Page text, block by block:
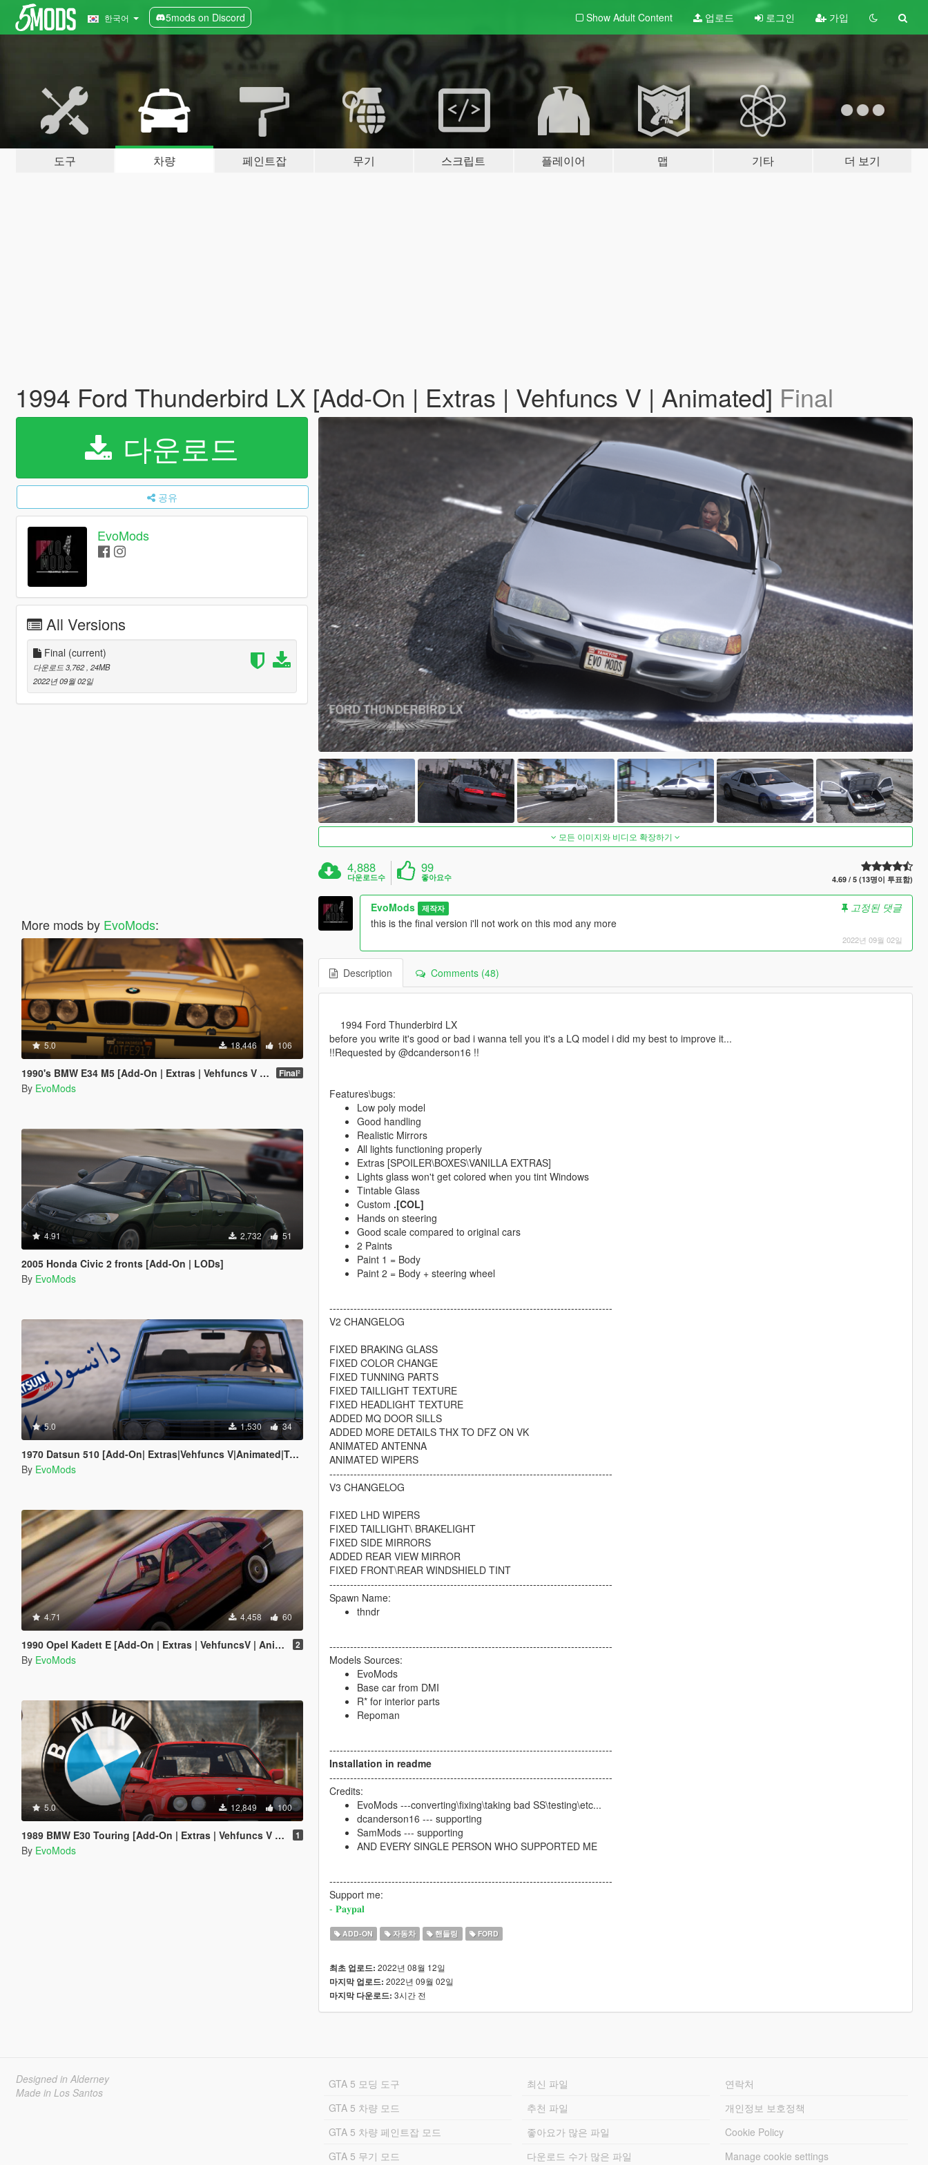
한국어 5mods on Discord Show Adult Content 업로드 로그인 가입
도구 차량 페인트잡 무기 스크립트 플레이어 맵 기타 더 보기
1994 Ford Thunderbird LX [Add-On | Extras | Vehfuncs V | Animated] Final
다운로드
공유
EvoMods
All Versions
Final (current)
다운로드 3,762 , 24MB
2022년 09월 02일
More mods by EvoMods:
5.0 18,446 106
1990's BMW E34 M5 [Add-On | Extras | Vehfuncs V | Animated] Final²
By EvoMods
4.91 2,732 51
2005 Honda Civic 2 fronts [Add-On | LODs]
By EvoMods
5.0 1,530 34
1970 Datsun 510 [Add-On| Extras|Vehfuncs V|Animated|Template]
By EvoMods
4.71 4,458 60
1990 Opel Kadett E [Add-On | Extras | VehfuncsV | Animated] 2
By EvoMods
5.0 12,849 100
1989 BMW E30 Touring [Add-On | Extras | Vehfuncs V | Animated] 1
By EvoMods
모든 이미지와 비디오 확장하기
4,888
다운로드수
99
좋아요수 4.69 / 5 (13명이 투표함)
EvoMods 제작자
고정된 댓글
this is the final version i'll not work on this mod any more
2022년 09월 02일
Description Comments (48)
1994 Ford Thunderbird LX
before you write it's good or bad i wanna tell you it's a LQ model i did my best to improve it...
!!Requested by @dcanderson16 !!
Features\bugs:
Low poly model
Good handling
Realistic Mirrors
All lights functioning properly
Extras [SPOILER\BOXES\VANILLA EXTRAS]
Lights glass won't get colored when you tint Windows
Tintable Glass
Custom .[COL]
Hands on steering
Good scale compared to original cars
2 Paints
Paint 1 = Body
Paint 2 = Body + steering wheel
----------------------------------------------------------------------------------
V2 CHANGELOG
FIXED BRAKING GLASS
FIXED COLOR CHANGE
FIXED TUNNING PARTS
FIXED TAILLIGHT TEXTURE
FIXED HEADLIGHT TEXTURE
ADDED MQ DOOR SILLS
ADDED MORE DETAILS THX TO DFZ ON VK
ANIMATED ANTENNA
ANIMATED WIPERS
----------------------------------------------------------------------------------
V3 CHANGELOG
FIXED LHD WIPERS
FIXED TAILLIGHT\ BRAKELIGHT
FIXED SIDE MIRRORS
ADDED REAR VIEW MIRROR
FIXED FRONT\REAR WINDSHIELD TINT
----------------------------------------------------------------------------------
Spawn Name:
thndr
----------------------------------------------------------------------------------
Models Sources:
EvoMods
Base car from DMI
R* for interior parts
Repoman
----------------------------------------------------------------------------------
Installation in readme
----------------------------------------------------------------------------------
Credits:
EvoMods ---converting\fixing\taking bad SS\testing\etc...
dcanderson16 --- supporting
SamMods --- supporting
AND EVERY SINGLE PERSON WHO SUPPORTED ME
----------------------------------------------------------------------------------
Support me:
- 𝐏𝐚𝐲𝐩𝐚𝐥
ADD-ON 자동차 핸들링 FORD
최초 업로드: 2022년 08월 12일
마지막 업로드: 2022년 09월 02일
마지막 다운로드: 3시간 전
Designed in Alderney
Made in Los Santos
GTA 5 모딩 도구
GTA 5 차량 모드
GTA 5 차량 페인트잡 모드
GTA 5 무기 모드
최신 파일
추천 파일
좋아요가 많은 파일
다운로드 수가 많은 파일
연락처
개인정보 보호정책
Cookie Policy
Manage cookie settings